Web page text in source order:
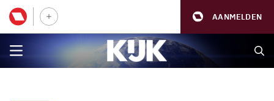
AANMELDEN